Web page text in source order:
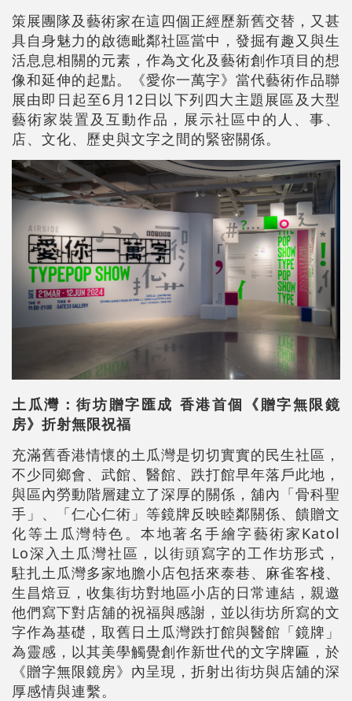
策展團隊及藝術家在這四個正經歷新舊交替，又甚
具自身魅力的啟德毗鄰社區當中，發掘有趣又與生
活息息相關的元素，作為文化及藝術創作項目的想
像和延伸的起點。《愛你一萬字》當代藝術作品聯
展由即日起至6月12日以下列四大主題展區及大型
藝術家裝置及互動作品，展示社區中的人、事、
店、文化、歷史與文字之間的緊密關係。
土瓜灣 ：街坊贈字匯成 香港首個《贈字無限鏡
房》折射無限祝福
充滿舊香港情懷的土瓜灣是切切實實的民生社區，
不少同鄉會、武館、醫館、跌打館早年落戶此地，
與區內勞動階層建立了深厚的關係，舖內「骨科聖
手」、「仁心仁術」等鏡牌反映睦鄰關係、饋贈文
化等土瓜灣特色。本地著名手繪字藝術家Katol
Lo深入土瓜灣社區，以街頭寫字的工作坊形式，
駐扎土瓜灣多家地膽小店包括來泰巷、麻雀客棧、
生昌焙豆，收集街坊對地區小店的日常連結，親邀
他們寫下對店舖的祝福與感謝，並以街坊所寫的文
字作為基礎，取舊日土瓜灣跌打館與醫館「鏡牌」
為靈感，以其美學觸覺創作新世代的文字牌匾，於
《贈字無限鏡房》內呈現，折射出街坊與店舖的深
厚感情與連繫。